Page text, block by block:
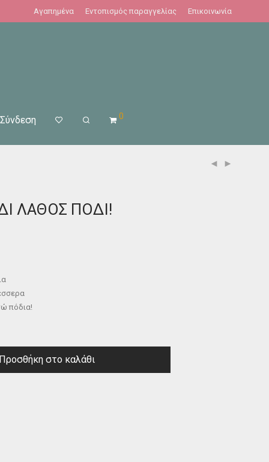
Αγαπημένα Εντοπισμός παραγγελίας Επικοινωνία
Σύνδεση 0
ΛΑΘΟΣ ΠΟΔΙ!
πόδια!
στο καλάθι